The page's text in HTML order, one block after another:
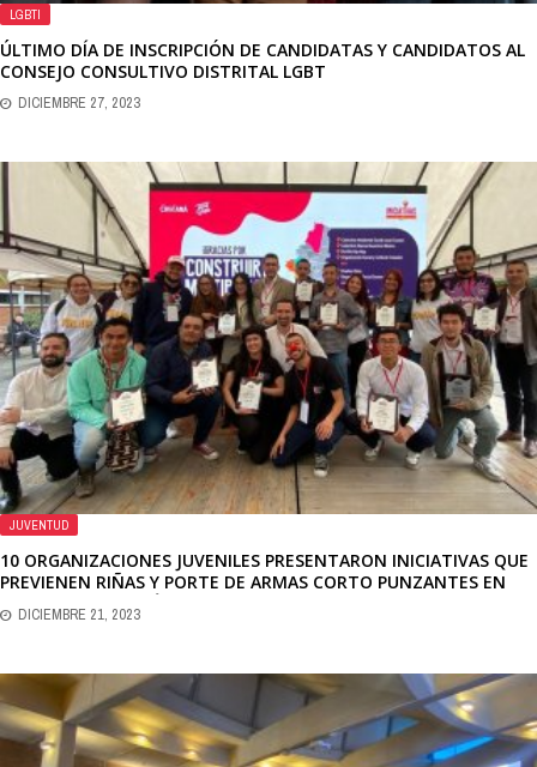
LGBTI
ÚLTIMO DÍA DE INSCRIPCIÓN DE CANDIDATAS Y CANDIDATOS AL
CONSEJO CONSULTIVO DISTRITAL LGBT
DICIEMBRE 27, 2023
JUVENTUD
10 ORGANIZACIONES JUVENILES PRESENTARON INICIATIVAS QUE
PREVIENEN RIÑAS Y PORTE DE ARMAS CORTO PUNZANTES EN
BOSA, CIUDAD BOLÍVAR, KENNEDY Y SUBA
DICIEMBRE 21, 2023